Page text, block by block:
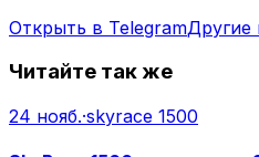
Открыть в TelegramДругие
Читайте так же
24 нояб.·skyrace 1500